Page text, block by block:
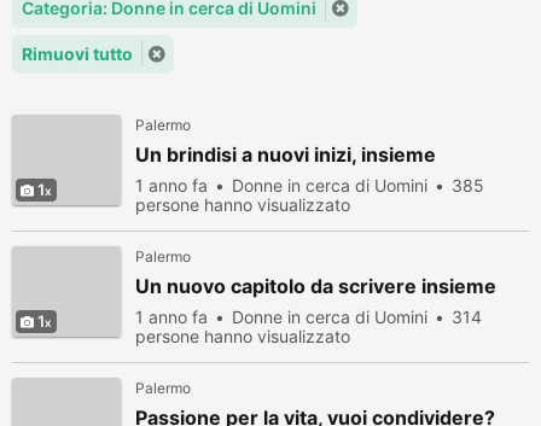
Categoria: Donne in cerca di Uomini
Rimuovi tutto
1
Palermo
Un brindisi a nuovi inizi, insieme
1 anno fa Donne in cerca di Uomini
385
persone hanno visualizzato
1
Palermo
Un nuovo capitolo da scrivere insieme
1 anno fa Donne in cerca di Uomini
314
persone hanno visualizzato
Palermo
Passione per la vita, vuoi condividere?